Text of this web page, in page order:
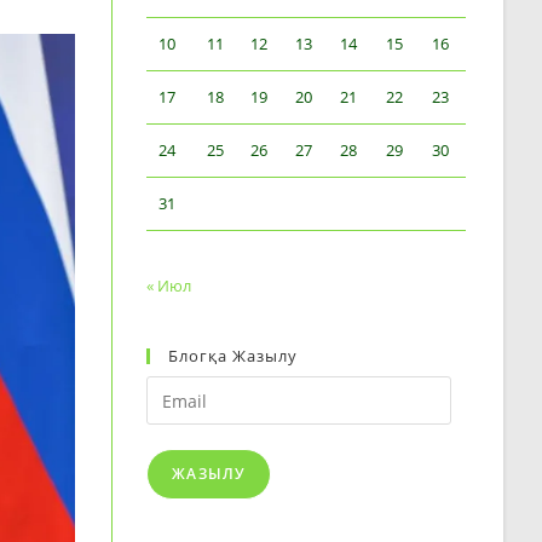
10 11 12 13 14 15 16
17 18 19 20 21 22 23
24 25 26 27 28 29 30
31
« Июл
Блогқа Жазылу
Email
ЖАЗЫЛУ